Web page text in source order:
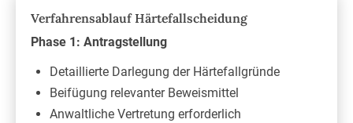
Verfahrensablauf Härtefallscheidung
Phase 1: Antragstellung
Detaillierte Darlegung der Härtefallgründe
Beifügung relevanter Beweismittel
Anwaltliche Vertretung erforderlich